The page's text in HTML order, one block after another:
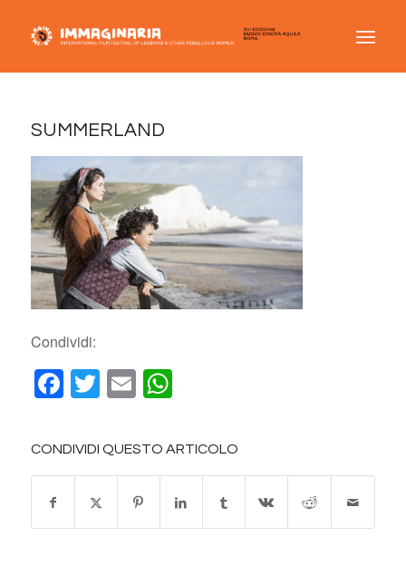
SUMMERLAND
Condividi:
Facebook
Twitter
EmailWhatsApp
CONDIVIDI QUESTO ARTICOLO